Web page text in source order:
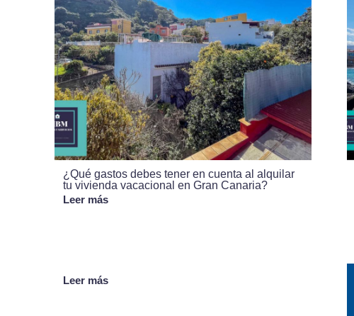
¿Qué gastos debes tener en cuenta al alquilar
tu vivienda vacacional en Gran Canaria?
Leer más
Leer más